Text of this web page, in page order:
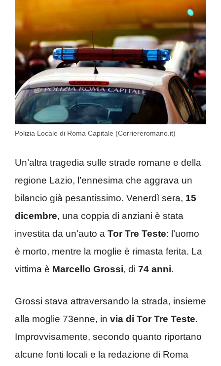
Polizia Locale di Roma Capitale (Corriereromano.it)
Un’altra tragedia sulle strade romane e della
regione Lazio, l’ennesima che aggrava un
bilancio già pesantissimo. Venerdì sera, 15
dicembre, una coppia di anziani è stata
investita da un’auto a Tor Tre Teste: l’uomo
è morto, mentre la moglie è rimasta ferita. La
vittima è Marcello Grossi, di 74 anni.
Grossi stava attraversando la strada, insieme
alla moglie 73enne, in via di Tor Tre Teste.
Improvvisamente, secondo quanto riportano
alcune fonti locali e la redazione di Roma